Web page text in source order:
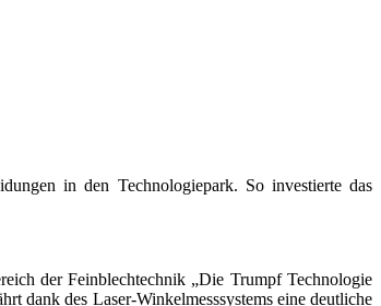
in den Technologiepark. So investierte das
der Feinblechtechnik „Die Trumpf Technologie
dank des Laser-Winkelmesssystems eine deutliche